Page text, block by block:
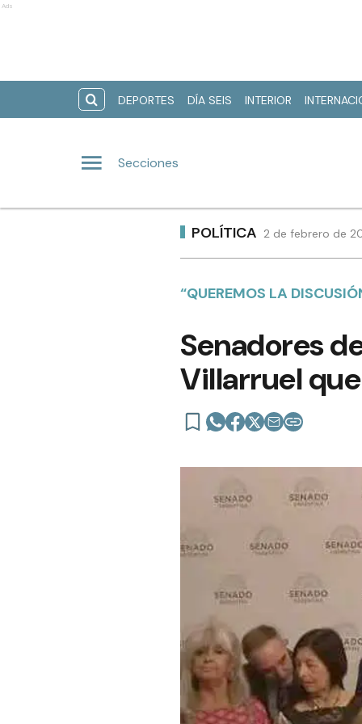
Ads
DEPORTES DÍA SEIS INTERIOR
Secciones
POLÍTICA 2 de febrero de
“QUEREMOS LA
Senadores
Villarruel